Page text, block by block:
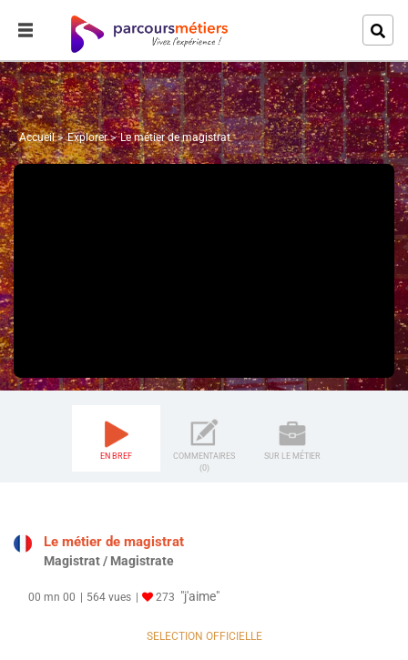
Accueil Explorer Le métier de magistrat
EN BREF
COMMENTAIRES
(0)
SUR LE MÉTIER
Le métier de magistrat
Magistrat / Magistrate
00 mn 00 564 vues 273 "j'aime"
SELECTION OFFICIELLE